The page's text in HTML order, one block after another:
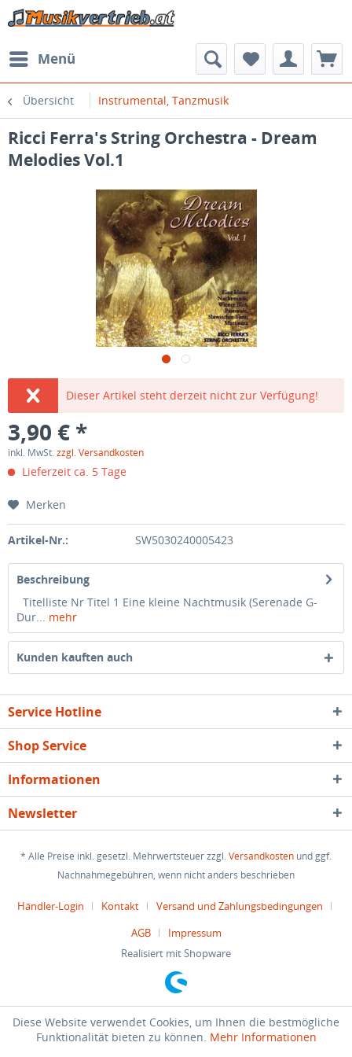
Menü
Übersicht Instrumental, Tanzmusik
Ricci Ferra's String Orchestra - Dream
Melodies Vol.1
Dieser Artikel steht derzeit nicht zur Verfügung!
3,90 € *
inkl. MwSt.zzgl. Versandkosten
Lieferzeit ca. 5 Tage
Merken
Artikel-Nr.: SW5030240005423
Beschreibung
Titelliste Nr Titel 1 Eine kleine Nachtmusik (Serenade G-
Dur... mehr
Kunden kauften auch
Service Hotline
Shop Service
Informationen
Newsletter
* Alle Preise inkl. gesetzl. Mehrwertsteuer zzgl.Versandkosten und ggf.
Nachnahmegebühren, wenn nicht anders beschrieben
Händler-Login Kontakt
Versand und Zahlungsbedingungen
AGB
Impressum
Realisiert mit Shopware
Diese Website verwendet Cookies, um Ihnen die bestmögliche
Funktionalität bieten zu können. Mehr Informationen